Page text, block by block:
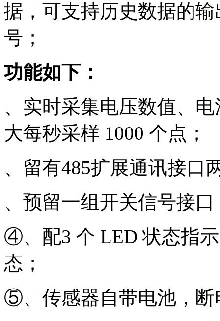
据，可支持历史数据的
号；
功能如下：
、实时采集电压数值、
大每秒采样 1000 个点；
、留有485扩展通讯接口
、预留一组开关信号接
④、配3 个 LED 状态指
态；
⑤、传感器自带电池，断